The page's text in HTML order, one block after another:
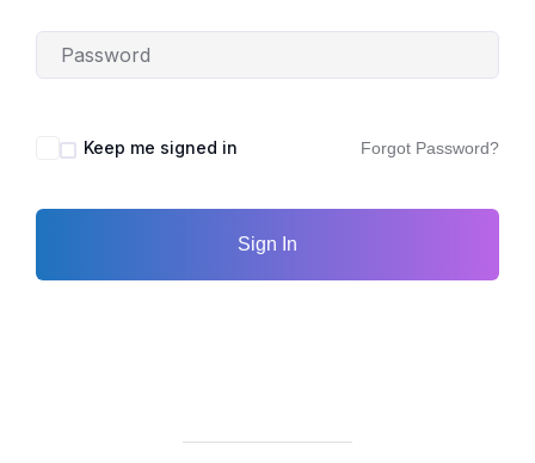
Keep me signed in Forgot Password?
Sign In